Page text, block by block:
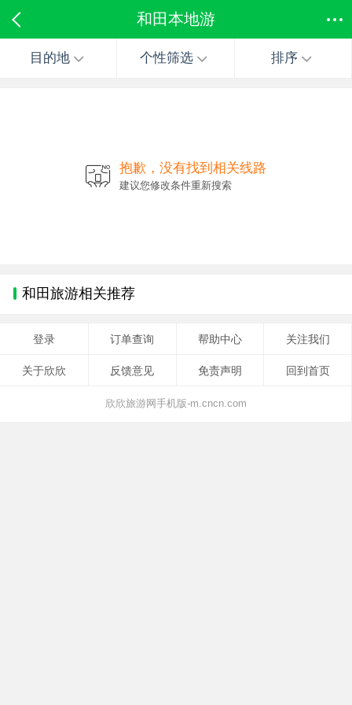
和田本地游
目的地 个性筛选 排序
抱歉，没有找到相关线路
建议您修改条件重新搜索
和田旅游相关推荐
登录 订单查询 帮助中心 关注我们
关于欣欣 反馈意见 免责声明 回到首页
欣欣旅游网手机版-m.cncn.com